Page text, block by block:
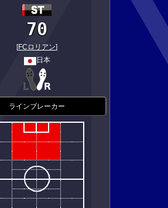
70
[FCロリアン]
日本
ラインブレーカー